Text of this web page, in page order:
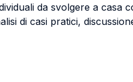
da svolgere a casa
di casi pratici,